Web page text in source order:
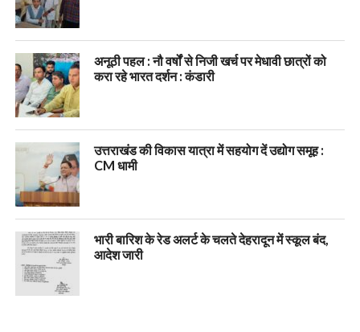
अनूठी पहल : नौ वर्षों से निजी खर्च पर मेधावी छात्रों को
करा रहे भारत दर्शन : कंडारी
उत्तराखंड की विकास यात्रा में सहयोग दें उद्योग समूह :
CM धामी
भारी बारिश के रेड अलर्ट के चलते देहरादून में स्कूल बंद,
आदेश जारी